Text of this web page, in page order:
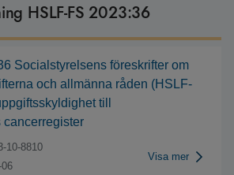
HSLF-FS 2023:36
Socialstyrelsens föreskrifter om
och allmänna råden (HSLF-
till
10-8810
Visa mer